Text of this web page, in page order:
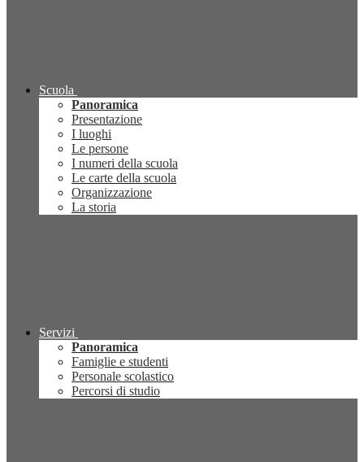
Scuola
Panoramica
Presentazione
I luoghi
Le persone
I numeri della scuola
Le carte della scuola
Organizzazione
La storia
Servizi
Panoramica
Famiglie e studenti
Personale scolastico
Percorsi di studio